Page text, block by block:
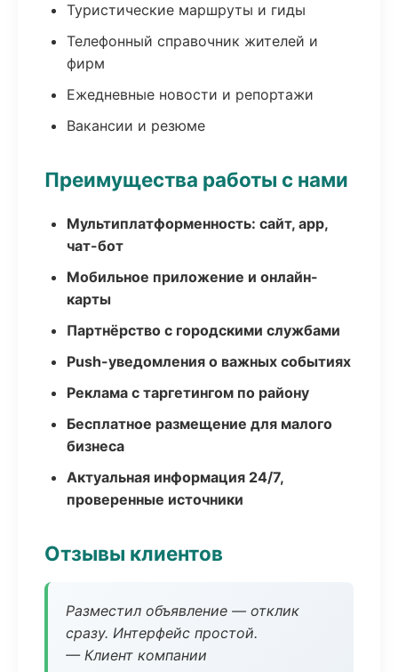
Туристические маршруты и гиды
Телефонный справочник жителей и
фирм
Ежедневные новости и репортажи
Вакансии и резюме
Преимущества работы с нами
Мультиплатформенность: сайт, app,
чат-бот
Мобильное приложение и онлайн-
карты
Партнёрство с городскими службами
Push-уведомления о важных событиях
Реклама с таргетингом по району
Бесплатное размещение для малого
бизнеса
Актуальная информация 24/7,
проверенные источники
Отзывы клиентов
Разместил объявление — отклик
сразу. Интерфейс простой.
— Клиент компании